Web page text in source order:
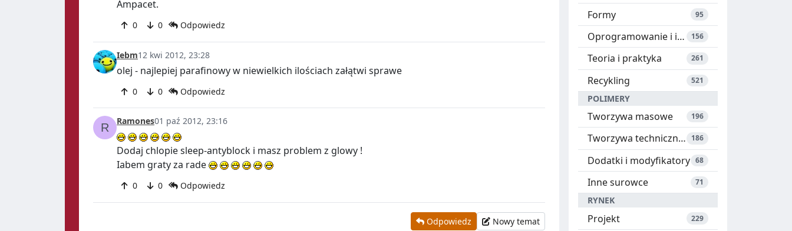
Ampacet.
0 0 Odpowiedz
Iebm12 kwi 2012, 23:28
olej - najlepiej parafinowy w niewielkich ilościach załątwi sprawe
0 0 Odpowiedz
Ramones01 paź 2012, 23:16
Dodaj chlopie sleep-antyblock i masz problem z glowy !
Iabem graty za rade
0 0 Odpowiedz
Odpowiedz Nowy temat
Formy 95
Oprogramowanie i instrukcje 156
Teoria i praktyka 261
Recykling 521
POLIMERY
Tworzywa masowe 196
Tworzywa techniczne i specjalne 186
Dodatki i modyfikatory 68
Inne surowce 71
RYNEK
Projekt 229